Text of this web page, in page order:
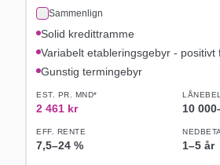
Sammenlign
Solid kredittramme
Variabelt etableringsgebyr - positivt
Gunstig termingebyr
EST. PR. MND*
2 461 kr 10 000
EFF. RENTE
7,5–24 % 1–5 år